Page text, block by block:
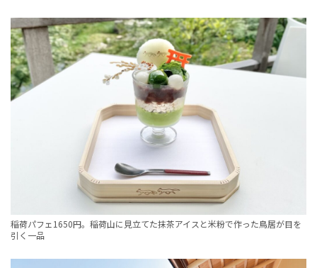
稲荷パフェ1650円。稲荷山に見立てた抹茶アイスと米粉で作った鳥居が目を
引く一品